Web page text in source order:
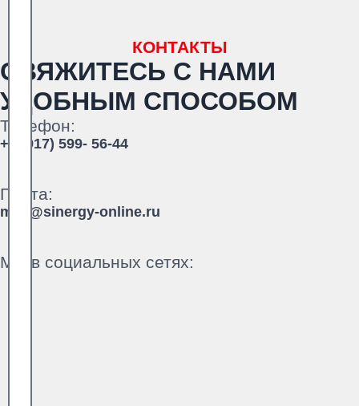
КОНТАКТЫ
СВЯЖИТЕСЬ С НАМИ
УДОБНЫМ СПОСОБОМ
Телефон:
+7 (917) 599- 56-44
Почта:
mail@sinergy-online.ru
Мы в социальных сетях: